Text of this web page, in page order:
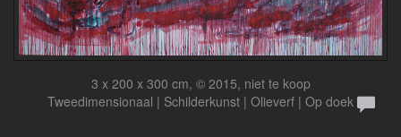
3 x 200 x 300 cm, © 2015, niet te koop
Tweedimensionaal | Schilderkunst | Olieverf | Op doek